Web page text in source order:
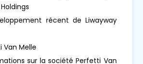
récent de Liwayway
Van Melle
sur la société Perfetti Van